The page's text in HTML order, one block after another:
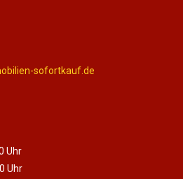
sofortkauf.de
Uhr
Uhr